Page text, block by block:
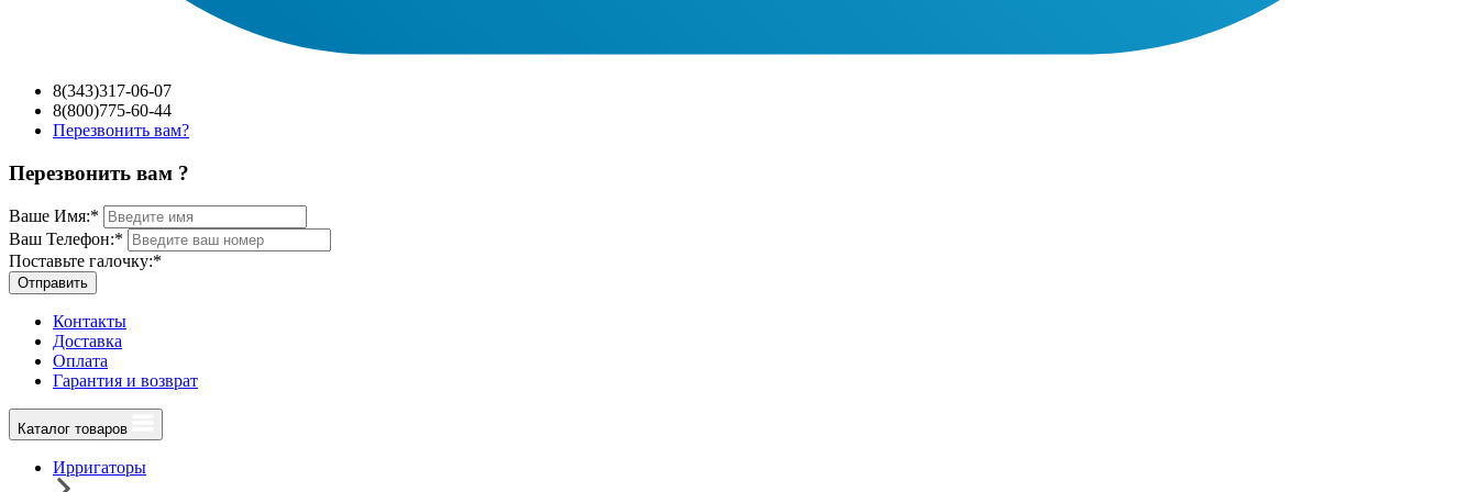
8(343)317-06-07
8(800)775-60-44
Перезвонить вам?
Перезвонить вам ?
Ваше Имя:*
Ваш Телефон:*
Поставьте галочку:*
Отправить
Контакты
Доставка
Оплата
Гарантия и возврат
Каталог товаров
Ирригаторы